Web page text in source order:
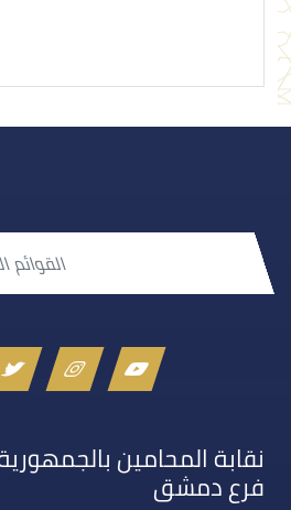
نقابة المحامين
فرع دمشق